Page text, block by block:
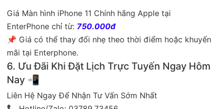
Giá Màn hình iPhone 11 Chính hãng Apple tại
EnterPhone chỉ từ: 750.000đ
📌 Giá có thể thay đổi nhẹ theo thời điểm hoặc khuyến
mãi tại Enterphone.
6. Ưu Đãi Khi Đặt Lịch Trực Tuyến Ngay Hôm
Nay 📲
Liên Hệ Ngay Để Nhận Tư Vấn Sớm Nhất